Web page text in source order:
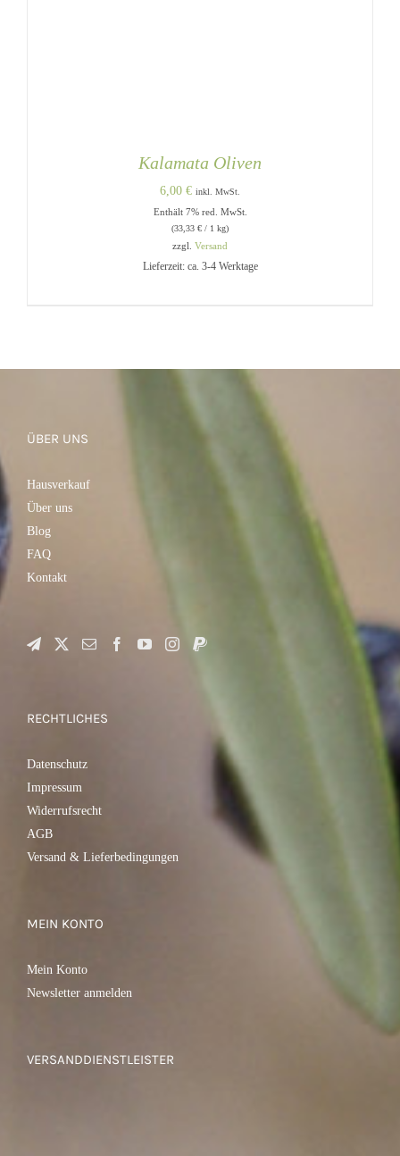
Kalamata Oliven
6,00 € inkl. MwSt.
Enthält 7% red. MwSt.
(33,33 € / 1 kg)
zzgl. Versand
Lieferzeit: ca. 3-4 Werktage
ÜBER UNS
Hausverkauf
Über uns
Blog
FAQ
Kontakt
RECHTLICHES
Datenschutz
Impressum
Widerrufsrecht
AGB
Versand & Lieferbedingungen
MEIN KONTO
Mein Konto
Newsletter anmelden
VERSANDDIENSTLEISTER